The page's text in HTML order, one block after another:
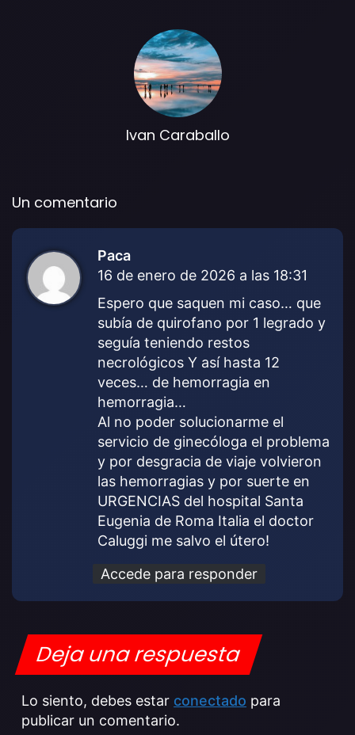
Ivan Caraballo
Un comentario
Paca
i
:
16 de enero de 2026 a las 18:31
Espero que saquen mi caso… que
subía de quirofano por 1 legrado y
seguía teniendo restos
necrológicos Y así hasta 12
veces… de hemorragia en
hemorragia…
Al no poder solucionarme el
servicio de ginecóloga el problema
y por desgracia de viaje volvieron
las hemorragias y por suerte en
URGENCIAS del hospital Santa
Eugenia de Roma Italia el doctor
Caluggi me salvo el útero!
Accede para responder
Deja una respuesta
Lo siento, debes estar conectado para
publicar un comentario.